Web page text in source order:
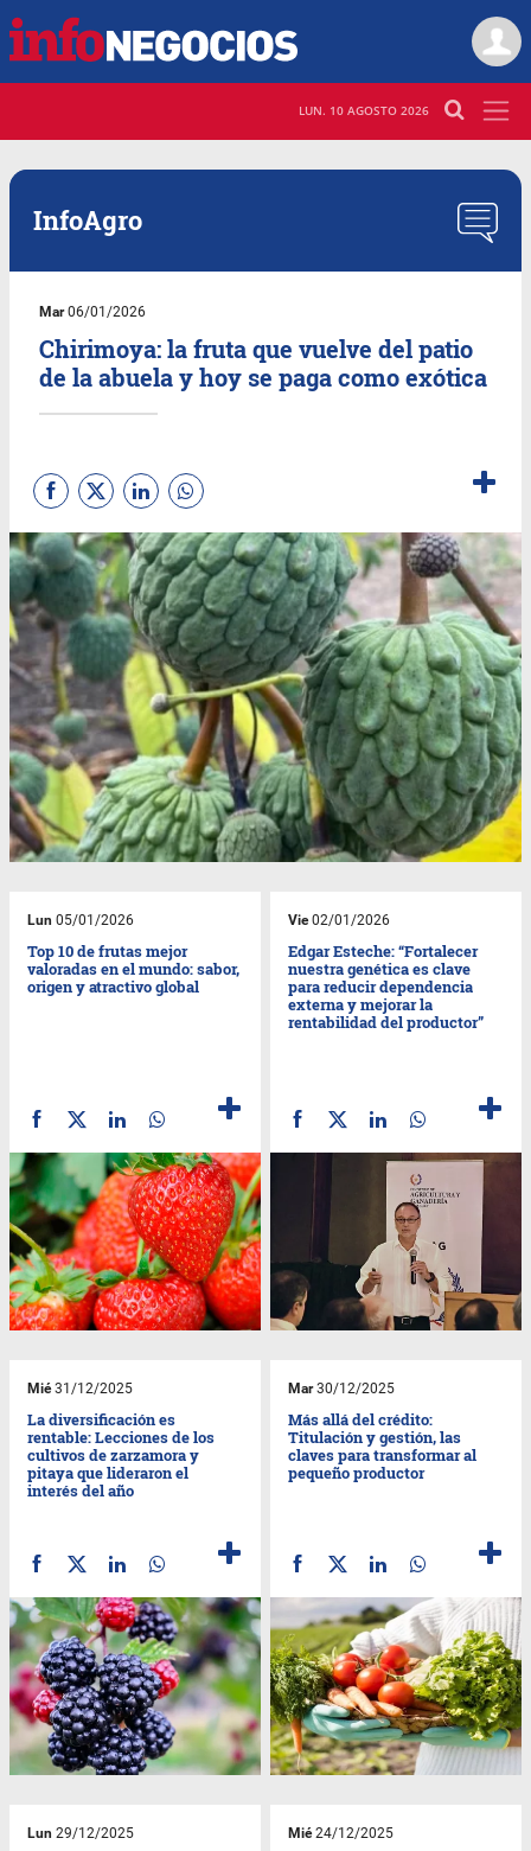
LUN. 10 AGOSTO 2026
InfoAgro
Mar06/01/2026
Chirimoya: la fruta que vuelve del patio
de la abuela y hoy se paga como exótica
Lun 05/01/2026
Top 10 de frutas mejor
valoradas en el mundo: sabor,
origen y atractivo global
Vie02/01/2026
Edgar Esteche: “Fortalecer
nuestra genética es clave
para reducir dependencia
externa y mejorar la
rentabilidad del productor”
Mié31/12/2025
La diversificación es
rentable: Lecciones de los
cultivos de zarzamora y
pitaya que lideraron el
interés del año
Mar30/12/2025
Más allá del crédito:
Titulación y gestión, las
claves para transformar al
pequeño productor
Lun 29/12/2025 Mié24/12/2025